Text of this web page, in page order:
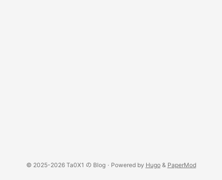
© 2025-2026 Ta0X1 の Blog · Powered by Hugo& PaperMod